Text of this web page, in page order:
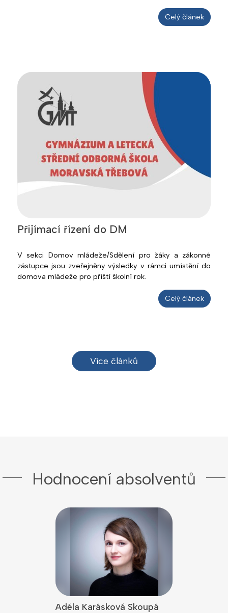
Celý článek
Přijímací řízení do DM
V sekci Domov mládeže/Sdělení pro žáky a zákonné
zástupce jsou zveřejněny výsledky v rámci umístění do
domova mládeže pro příští školní rok.
Celý článek
Více článků
Hodnocení absolventů
Adéla Karásková Skoupá